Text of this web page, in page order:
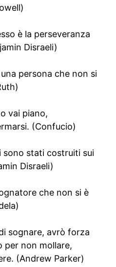
è la perseveranza
Disraeli)
persona che non si
vai piano,
(Confucio)
sono stati costruiti sui
Disraeli)
che non si è
sognare, avrò forza
per non mollare,
(Andrew Parker)